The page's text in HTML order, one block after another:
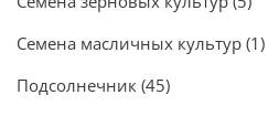
Семена масличных культур (1)
Подсолнечник (45)